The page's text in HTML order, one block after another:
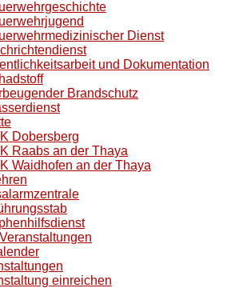
Dienst
und Dokumentation
Brandschutz
Dobersberg
Raabs an der Thaya
Waidhofen an der Thaya
einreichen